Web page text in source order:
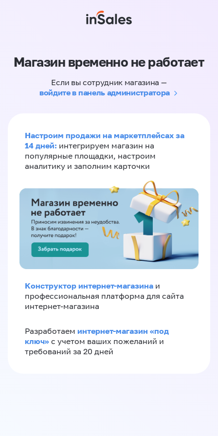
Магазин временно не работает
Если вы сотрудник магазина —
войдите в панель администратора
Настроим продажи на маркетплейсах за
14 дней: интегрируем магазин на
популярные площадки, настроим
аналитику и заполним карточки
Конструктор интернет-магазина и
профессиональная платформа для сайта
интернет-магазина
Разработаем интернет-магазин «‎под
ключ»‎ с учетом ваших пожеланий и
требований за 20 дней